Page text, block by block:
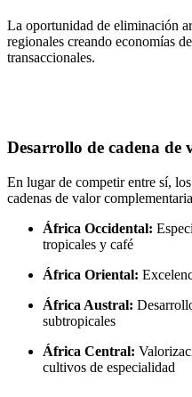
La oportunidad de eliminación
regionales creando economías
transaccionales.
Desarrollo de cadena de
En lugar de competir entre sí,
cadenas de valor
África Occidental:
tropicales y café
África Oriental:
África Austral:
subtropicales
África Central:
cultivos de especialidad